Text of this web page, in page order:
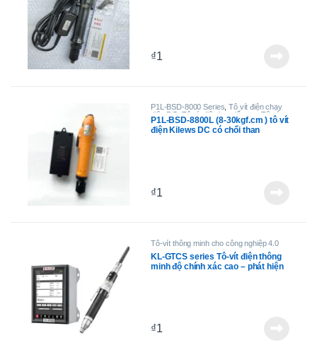
₫1
P1L-BSD-8000 Series ,Tô vít điện chạy
điện DC Tô vít điện lực siết cao ,Tô vít
điện toàn tự động
P1L-BSD-8800L (8-30kgf.cm ) tô vít
điện Kilews DC có chổi than
₫1
Tô-vít thông minh cho công nghiệp 4.0
KL-GTCS series Tô-vít điện thông
minh độ chính xác cao – phát hiện
₫1